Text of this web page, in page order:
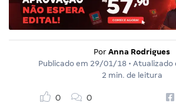
Por Anna Rodrigues
Publicado em 29/01/18 • Atualizado
2 min. de leitura
0 0